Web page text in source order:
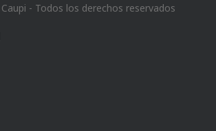
- Todos los derechos reservados